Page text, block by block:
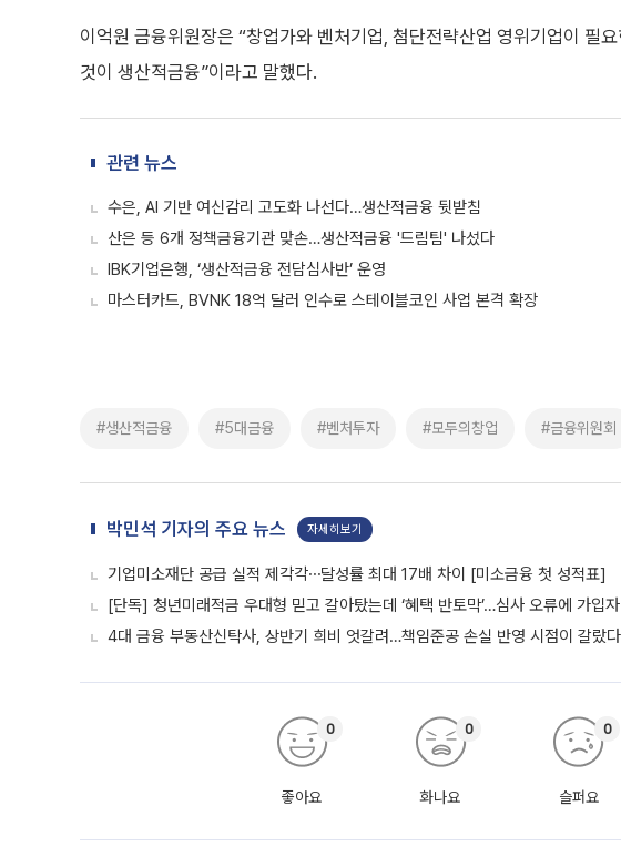
이억원 금융위원장은 “창업가와 벤처기업, 첨단전략산업 영위기업이 필
것이 생산적금융”이라고 말했다.
관련 뉴스
수은, AI 기반 여신감리 고도화 나선다…생산적금융 뒷받침
산은 등 6개 정책금융기관 맞손…생산적금융 '드림팀' 나섰다
IBK기업은행, ‘생산적금융 전담심사반’ 운영
마스터카드, BVNK 18억 달러 인수로 스테이블코인 사업 본격 확장
#생산적금융 #5대금융 #벤처투자 #모두의창업 #금융위원회
박민석 기자의 주요 뉴스 자세히보기
기업미소재단 공급 실적 제각각⋯달성률 최대 17배 차이 [미소금융 첫 성적표]
[단독] 청년미래적금 우대형 믿고 갈아탔는데 ‘혜택 반토막’…심사 오류에 가입
4대 금융 부동산신탁사, 상반기 희비 엇갈려…책임준공 손실 반영 시점이 갈랐다
좋아요
0
화나요
0
슬퍼요
0